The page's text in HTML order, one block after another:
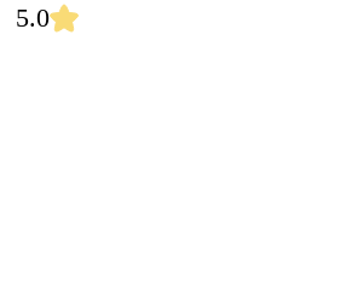
5.0